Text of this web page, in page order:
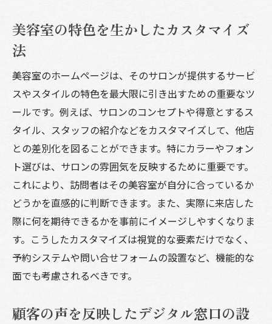
美容室の特色を生かしたカスタマイズ
法
美容室のホームページは、そのサロンが提供するサービ
スやスタイルの特色を最大限に引き出すための重要なツ
ールです。例えば、サロンのコンセプトや得意とするス
タイル、スタッフの紹介などをカスタマイズして、他店
との差別化を図ることができます。特にカラーやフォン
ト選びは、サロンの雰囲気を反映するために重要です。
これにより、訪問者はその美容室が自分に合っているか
どうかを直感的に判断できます。また、実際に来店した
際に何を期待できるかを事前にイメージしやすくなりま
す。こうしたカスタマイズは視覚的な要素だけでなく、
予約システムや問い合せフォームの設置など、機能的な
面でも考慮されるべきです。
顧客の声を反映したデジタル窓口の設